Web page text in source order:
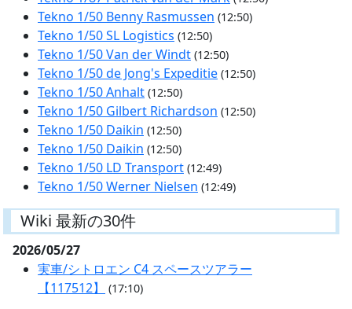
Tekno 1/50 Benny Rasmussen (12:50)
Tekno 1/50 SL Logistics (12:50)
Tekno 1/50 Van der Windt (12:50)
Tekno 1/50 de Jong's Expeditie (12:50)
Tekno 1/50 Anhalt (12:50)
Tekno 1/50 Gilbert Richardson (12:50)
Tekno 1/50 Daikin (12:50)
Tekno 1/50 Daikin (12:50)
Tekno 1/50 LD Transport (12:49)
Tekno 1/50 Werner Nielsen (12:49)
Wiki 最新の30件
2026/05/27
実車/シトロエン C4 スペースツアラー
【117512】
(17:10)